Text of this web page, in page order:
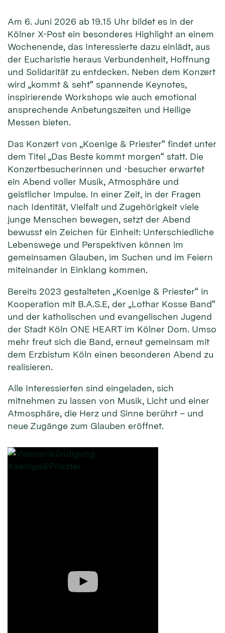
Am 6. Juni 2026 ab 19.15 Uhr bildet es in der
Kölner X-Post ein besonderes Highlight an einem
Wochenende, das Interessierte dazu einlädt, aus
der Eucharistie heraus Verbundenheit, Hoffnung
und Solidarität zu entdecken. Neben dem Konzert
wird „kommt & seht“ spannende Keynotes,
inspirierende Workshops wie auch emotional
ansprechende Anbetungszeiten und Heilige
Messen bieten.
Das Konzert von „Koenige & Priester“ findet unter
dem Titel „Das Beste kommt morgen“ statt. Die
Konzertbesucherinnen und -besucher erwartet
ein Abend voller Musik, Atmosphäre und
geistlicher Impulse. In einer Zeit, in der Fragen
nach Identität, Vielfalt und Zugehörigkeit viele
junge Menschen bewegen, setzt der Abend
bewusst ein Zeichen für Einheit: Unterschiedliche
Lebenswege und Perspektiven können im
gemeinsamen Glauben, im Suchen und im Feiern
miteinander in Einklang kommen.
Bereits 2023 gestalteten „Koenige & Priester“ in
Kooperation mit B.A.S.E, der „Lothar Kosse Band“
und der katholischen und evangelischen Jugend
der Stadt Köln ONE HEART im Kölner Dom. Umso
mehr freut sich die Band, erneut gemeinsam mit
dem Erzbistum Köln einen besonderen Abend zu
realisieren.
Alle Interessierten sind eingeladen, sich
mitnehmen zu lassen von Musik, Licht und einer
Atmosphäre, die Herz und Sinne berührt – und
neue Zugänge zum Glauben eröffnet.